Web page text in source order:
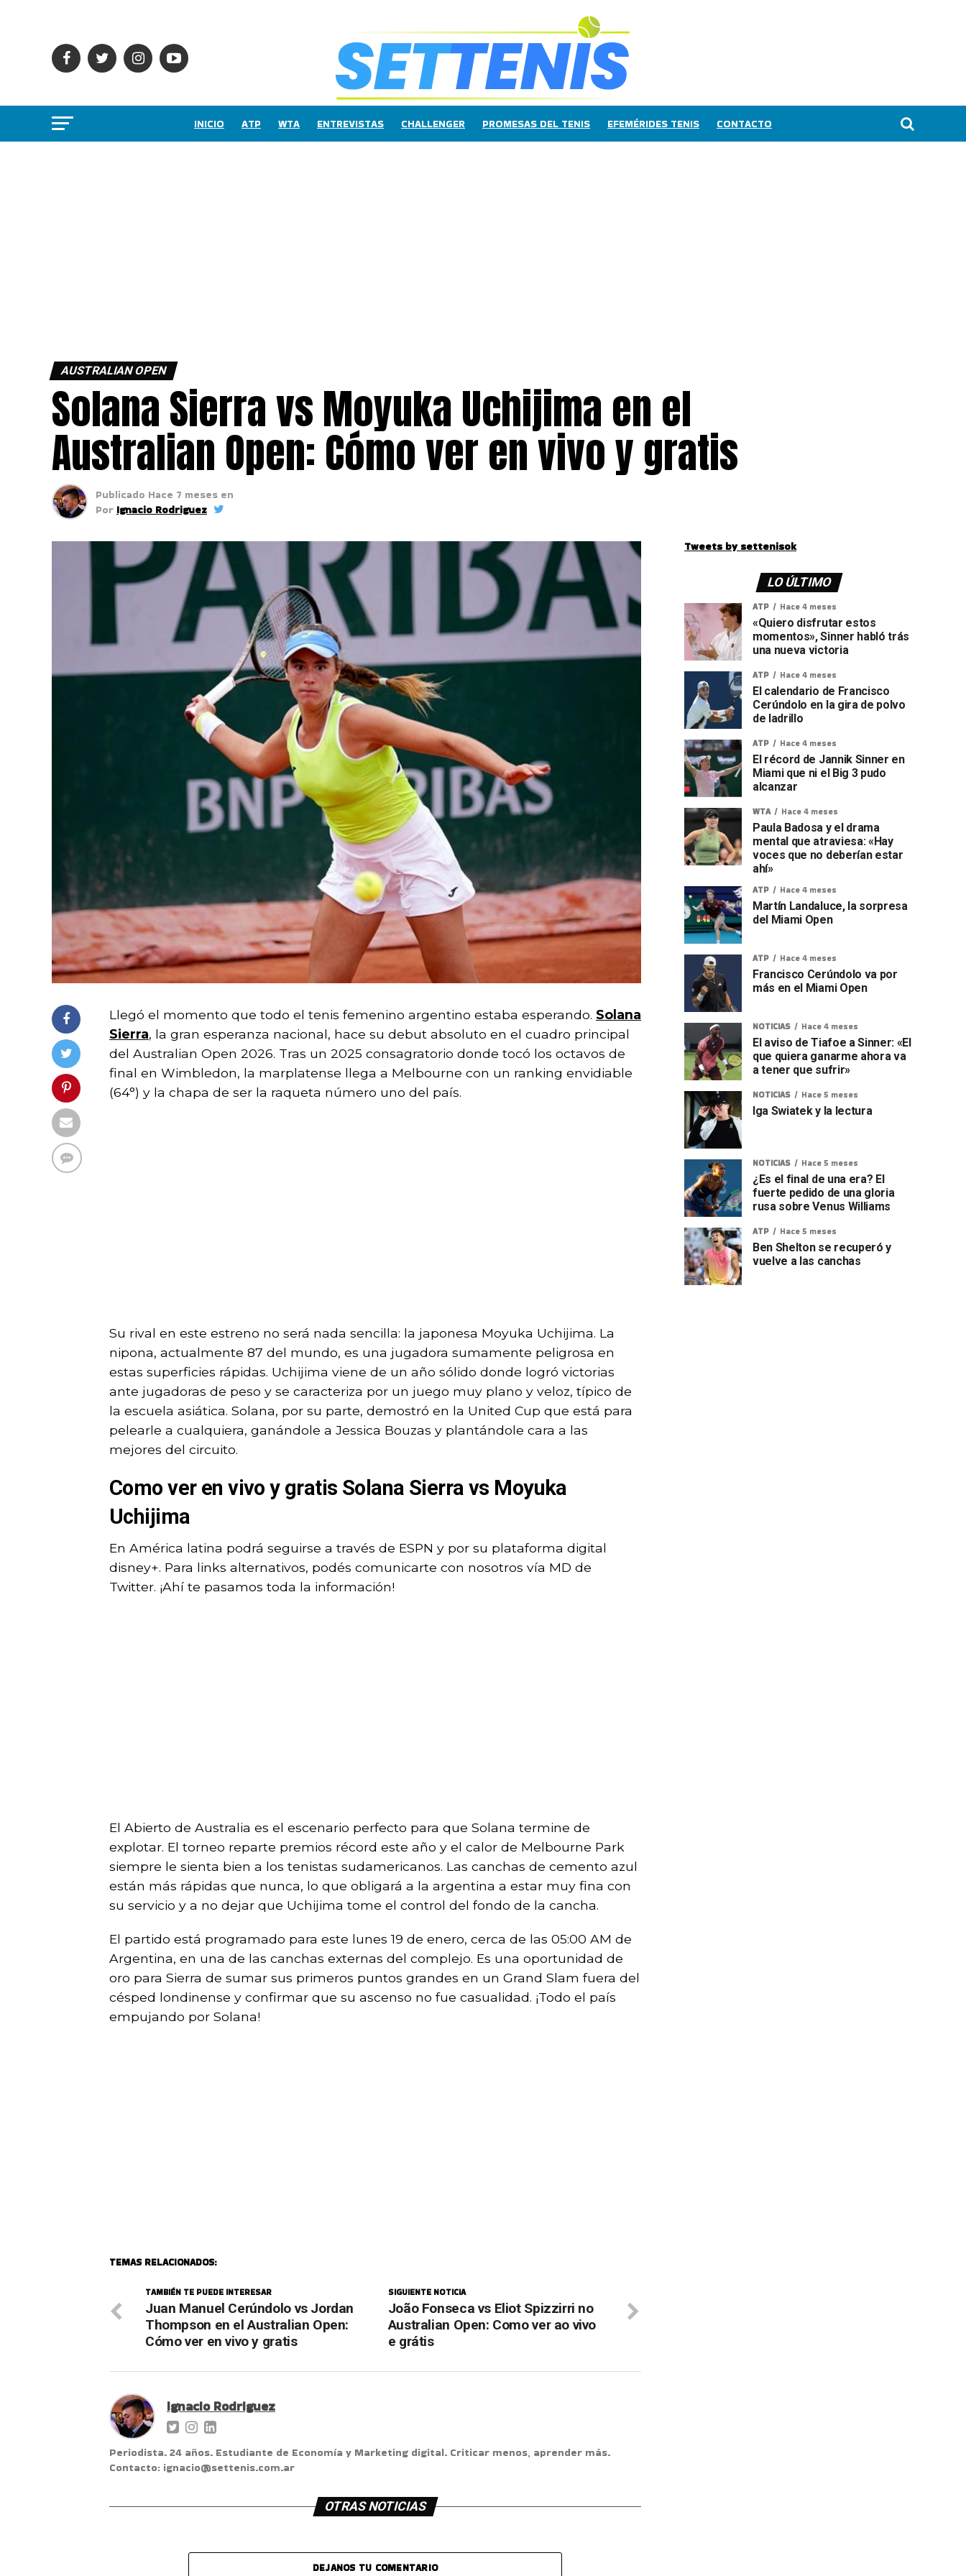
INICIO ATP WTA ENTREVISTAS CHALLENGER PROMESAS DEL TENIS EFEMÉRIDES TENIS CONTACTO
AUSTRALIAN OPEN
Solana Sierra vs Moyuka Uchijima en el
Australian Open: Cómo ver en vivo y gratis
Publicado Hace 7 meses en
Por Ignacio Rodriguez
Llegó el momento que todo el tenis femenino argentino estaba esperando. Solana
Sierra, la gran esperanza nacional, hace su debut absoluto en el cuadro principal
del Australian Open 2026. Tras un 2025 consagratorio donde tocó los octavos de
final en Wimbledon, la marplatense llega a Melbourne con un ranking envidiable
(64°) y la chapa de ser la raqueta número uno del país.
Su rival en este estreno no será nada sencilla: la japonesa Moyuka Uchijima. La
nipona, actualmente 87 del mundo, es una jugadora sumamente peligrosa en
estas superficies rápidas. Uchijima viene de un año sólido donde logró victorias
ante jugadoras de peso y se caracteriza por un juego muy plano y veloz, típico de
la escuela asiática. Solana, por su parte, demostró en la United Cup que está para
pelearle a cualquiera, ganándole a Jessica Bouzas y plantándole cara a las
mejores del circuito.
Como ver en vivo y gratis Solana Sierra vs Moyuka
Uchijima
En América latina podrá seguirse a través de ESPN y por su plataforma digital
disney+. Para links alternativos, podés comunicarte con nosotros vía MD de
Twitter. ¡Ahí te pasamos toda la información!
El Abierto de Australia es el escenario perfecto para que Solana termine de
explotar. El torneo reparte premios récord este año y el calor de Melbourne Park
siempre le sienta bien a los tenistas sudamericanos. Las canchas de cemento azul
están más rápidas que nunca, lo que obligará a la argentina a estar muy fina con
su servicio y a no dejar que Uchijima tome el control del fondo de la cancha.
El partido está programado para este lunes 19 de enero, cerca de las 05:00 AM de
Argentina, en una de las canchas externas del complejo. Es una oportunidad de
oro para Sierra de sumar sus primeros puntos grandes en un Grand Slam fuera del
césped londinense y confirmar que su ascenso no fue casualidad. ¡Todo el país
empujando por Solana!
TEMAS RELACIONADOS:
SIGUIENTE NOTICIA
João Fonseca vs Eliot Spizzirri no
Australian Open: Como ver ao vivo
e grátis
TAMBIÉN TE PUEDE INTERESAR
Juan Manuel Cerúndolo vs Jordan
Thompson en el Australian Open:
Cómo ver en vivo y gratis
Ignacio Rodriguez
Periodista. 24 años. Estudiante de Economía y Marketing digital. Criticar menos, aprender más.
Contacto: ignacio@settenis.com.ar
OTRAS NOTICIAS
DEJANOS TU COMENTARIO
Tweets by settenisok
LO ÚLTIMO
ATP Hace 4 meses
«Quiero disfrutar estos
momentos», Sinner habló trás
una nueva victoria
ATP Hace 4 meses
El calendario de Francisco
Cerúndolo en la gira de polvo
de ladrillo
ATP Hace 4 meses
El récord de Jannik Sinner en
Miami que ni el Big 3 pudo
alcanzar
WTA Hace 4 meses
Paula Badosa y el drama
mental que atraviesa: «Hay
voces que no deberían estar
ahí»
ATP Hace 4 meses
Martín Landaluce, la sorpresa
del Miami Open
ATP Hace 4 meses
Francisco Cerúndolo va por
más en el Miami Open
NOTICIAS Hace 4 meses
El aviso de Tiafoe a Sinner: «El
que quiera ganarme ahora va
a tener que sufrir»
NOTICIAS Hace 5 meses
Iga Swiatek y la lectura
NOTICIAS Hace 5 meses
¿Es el final de una era? El
fuerte pedido de una gloria
rusa sobre Venus Williams
ATP Hace 5 meses
Ben Shelton se recuperó y
vuelve a las canchas